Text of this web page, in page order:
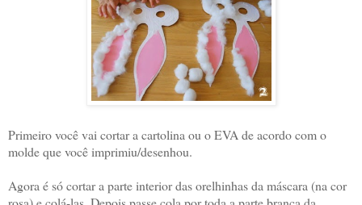
Primeiro você vai cortar a cartolina ou o EVA de acordo com o
molde que você imprimiu/desenhou.
Agora é só cortar a parte interior das orelhinhas da máscara (na cor